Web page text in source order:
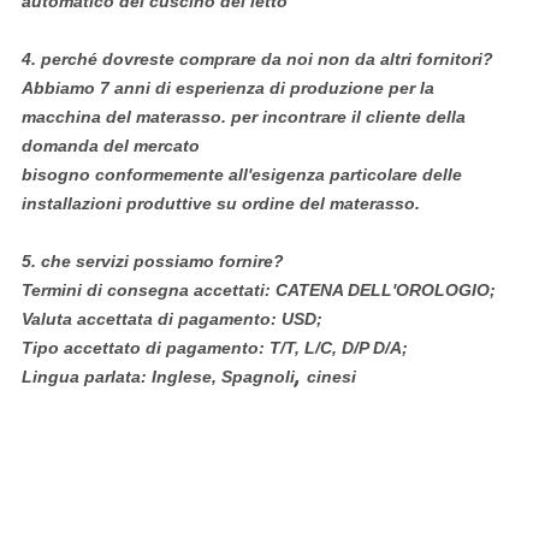
4. perché dovreste comprare da noi non da altri fornitori?
Abbiamo 7 anni di esperienza di produzione per la
macchina del materasso. per incontrare il cliente della
domanda del mercato
bisogno conformemente all'esigenza particolare delle
installazioni produttive su ordine del materasso.
5. che servizi possiamo fornire?
Termini di consegna accettati: CATENA DELL'OROLOGIO;
Valuta accettata di pagamento: USD;
Tipo accettato di pagamento: T/T, L/C, D/P D/A;
Lingua parlata: Inglese, Spagnoli, cinesi